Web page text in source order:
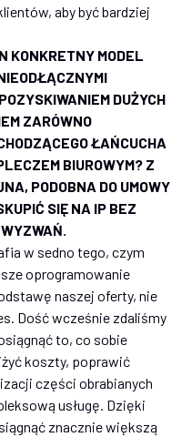
aby być bardziej
KONKRETNY MODEL
DUŻYCH
ZARÓWNO
ŁAŃCUCHA
BIUROWYM? Z
PODOBNA DO UMOWY
SIĘ NA IP BEZ
w sedno tego, czym
oprogramowanie
naszej oferty, nie
Dość wcześnie zdaliśmy
to, co sobie
koszty, poprawić
części obrabianych
usługę. Dzięki
znacznie większą